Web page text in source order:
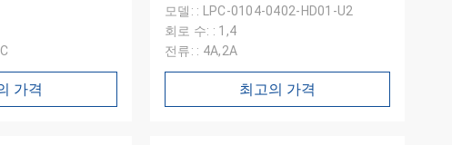
가격
모델: : LPC-0104-0402-HD01-U2
회로 수: : 1,4
전류: : 4A,2A
최고의 가격